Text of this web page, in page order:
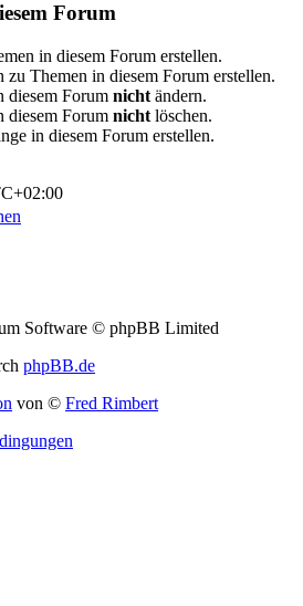
Forum
in diesem Forum erstellen.
zu Themen in diesem Forum erstellen.
diesem Forum nicht ändern.
diesem Forum nicht löschen.
in diesem Forum erstellen.
Software © phpBB Limited
phpBB.de
von © Fred Rimbert